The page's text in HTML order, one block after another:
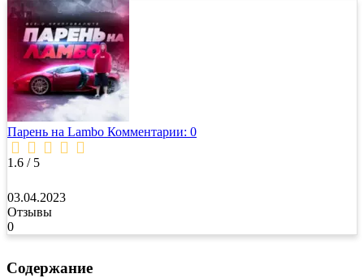
Парень на Lambo Комментарии: 0
1.6 / 5
03.04.2023
Отзывы
0
Содержание